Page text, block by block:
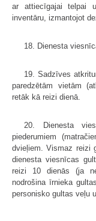
ar attiecīgajai telpai
inventāru, izmantojot
18. Dienesta
19. Sadzīves
paredzētām vietām
retāk kā reizi dienā.
20. Dienesta
piederumiem
dvieļiem. Vismaz reizi
dienesta viesnīcas
reizi 10 dienās (ja
nodrošina īrnieka
personisko gultas veļu